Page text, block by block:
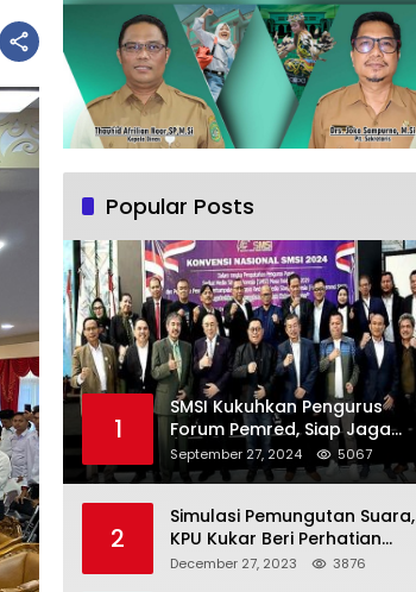
Popular Posts
1
SMSI Kukuhkan Pengurus
Forum Pemred, Siap Jaga
Kualitas Media Daring di
Indonesia
September 27, 2024 5067
2
Simulasi Pemungutan Suara,
KPU Kukar Beri Perhatian
Penyandang Disabilitas
December 27, 2023 3876